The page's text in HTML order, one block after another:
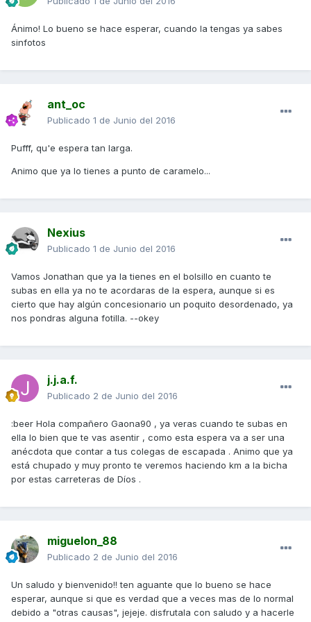
Ánimo! Lo bueno se hace esperar, cuando la tengas ya sabes
sinfotos
ant_oc
Publicado 1 de Junio del 2016
Pufff, qu'e espera tan larga.
Animo que ya lo tienes a punto de caramelo...
Nexius
Publicado 1 de Junio del 2016
Vamos Jonathan que ya la tienes en el bolsillo en cuanto te
subas en ella ya no te acordaras de la espera, aunque si es
cierto que hay algún concesionario un poquito desordenado, ya
nos pondras alguna fotilla. --okey
j.j.a.f.
Publicado 2 de Junio del 2016
:beer Hola compañero Gaona90 , ya veras cuando te subas en
ella lo bien que te vas asentir , como esta espera va a ser una
anécdota que contar a tus colegas de escapada . Animo que ya
está chupado y muy pronto te veremos haciendo km a la bicha
por estas carreteras de Díos .
miguelon_88
Publicado 2 de Junio del 2016
Un saludo y bienvenido!! ten aguante que lo bueno se hace
esperar, aunque si que es verdad que a veces mas de lo normal
debido a "otras causas", jejeje. disfrutala con saludo y a hacerle